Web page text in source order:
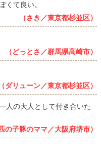
くて良い。
（さき／東京都杉並区）
（どっとさ／群馬県高崎市）
（ダリューン／東京都杉並区）
人の大人として付き合いた
の子豚のママ／大阪府堺市）